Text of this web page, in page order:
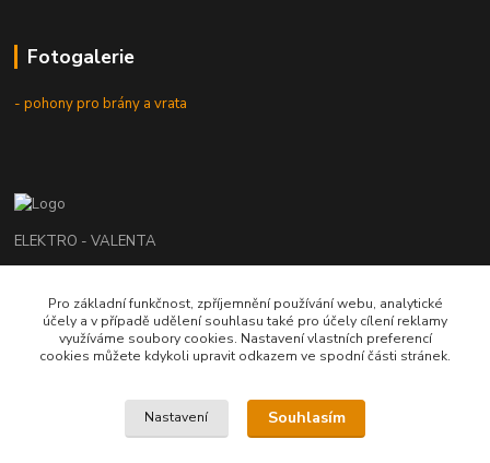
Fotogalerie
- pohony pro brány a vrata
ELEKTRO - VALENTA
+420 774 207 980
Po - Pá: 8.00 - 16.00 hod.
Pro základní funkčnost, zpříjemnění používání webu, analytické
účely a v případě udělení souhlasu také pro účely cílení reklamy
využíváme soubory cookies. Nastavení vlastních preferencí
cookies můžete kdykoli upravit odkazem ve spodní části stránek.
Nastavení Souhlasím